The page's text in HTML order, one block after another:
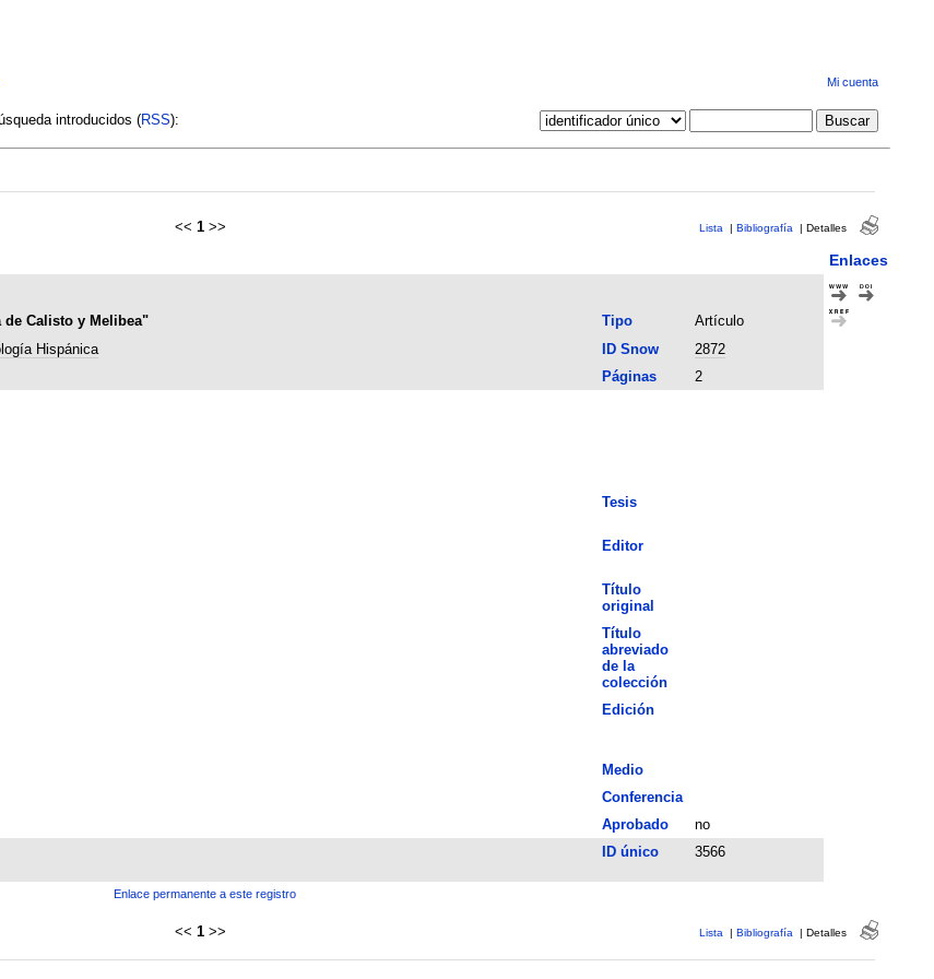
Mi cuenta
introducidos (RSS):
<< 1 >> Lista | Bibliografía | Detalles
Enlaces
Calisto y Melibea" Tipo
Artículo
Hispánica ID Snow
2872
Páginas
2
Tesis
Editor
Título
original
Título
abreviado
de la
colección
Edición
Medio
Conferencia
Aprobado
no
ID único 3566
Enlace permanente a este registro
<< 1 >> Lista | Bibliografía | Detalles